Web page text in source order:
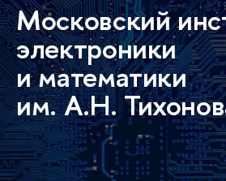
Московский
электроники
и математики
им. А.Н.